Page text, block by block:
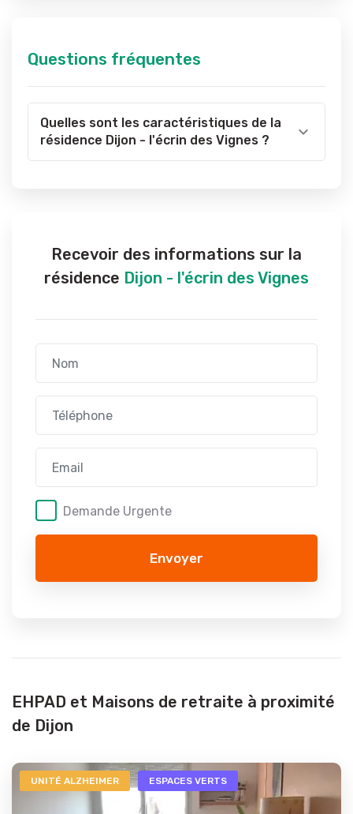
Questions fréquentes
Quelles sont les caractéristiques de la
résidence Dijon - l'écrin des Vignes ?
Recevoir des informations sur la
résidence Dijon - l'écrin des Vignes
Demande Urgente
Envoyer
EHPAD et Maisons de retraite à proximité
de Dijon
UNITÉ ALZHEIMER ESPACES VERTS